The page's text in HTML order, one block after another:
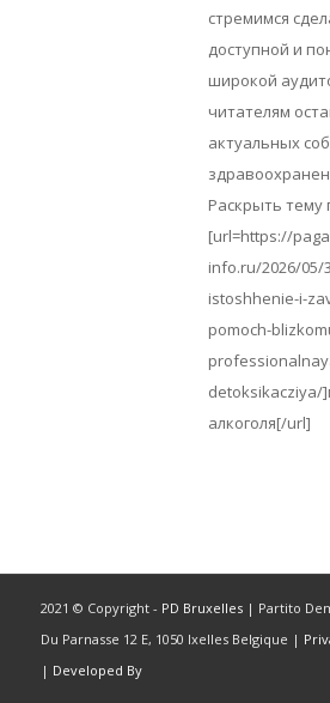
стремимся
доступной и
широкой
читателям
актуальных
Раскрыть тему
[url=https://
info.ru/2026/05/
istoshhenie-i-
pomoch-
detoksikacziya/
алкоголя[/url]
2021 © Copyright - PD Bruxelles| Partito
Du Parnasse 12 E, 1050 Ixelles Belgique |
| Developed By